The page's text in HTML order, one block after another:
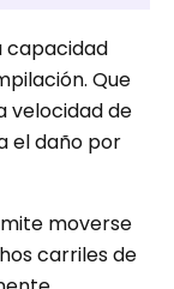
capacidad
Que
velocidad de
el daño por
moverse
carriles de